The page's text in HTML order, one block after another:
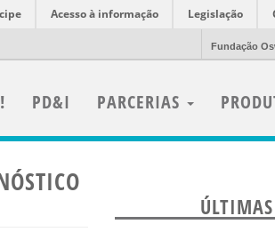
Acesso à informação Legislação
Fundação
PD&I PARCERIAS